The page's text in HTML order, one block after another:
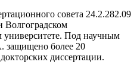
совета 24.2.282.09
Волгоградском
университете. Под научным
защищено более 20
диссертации.